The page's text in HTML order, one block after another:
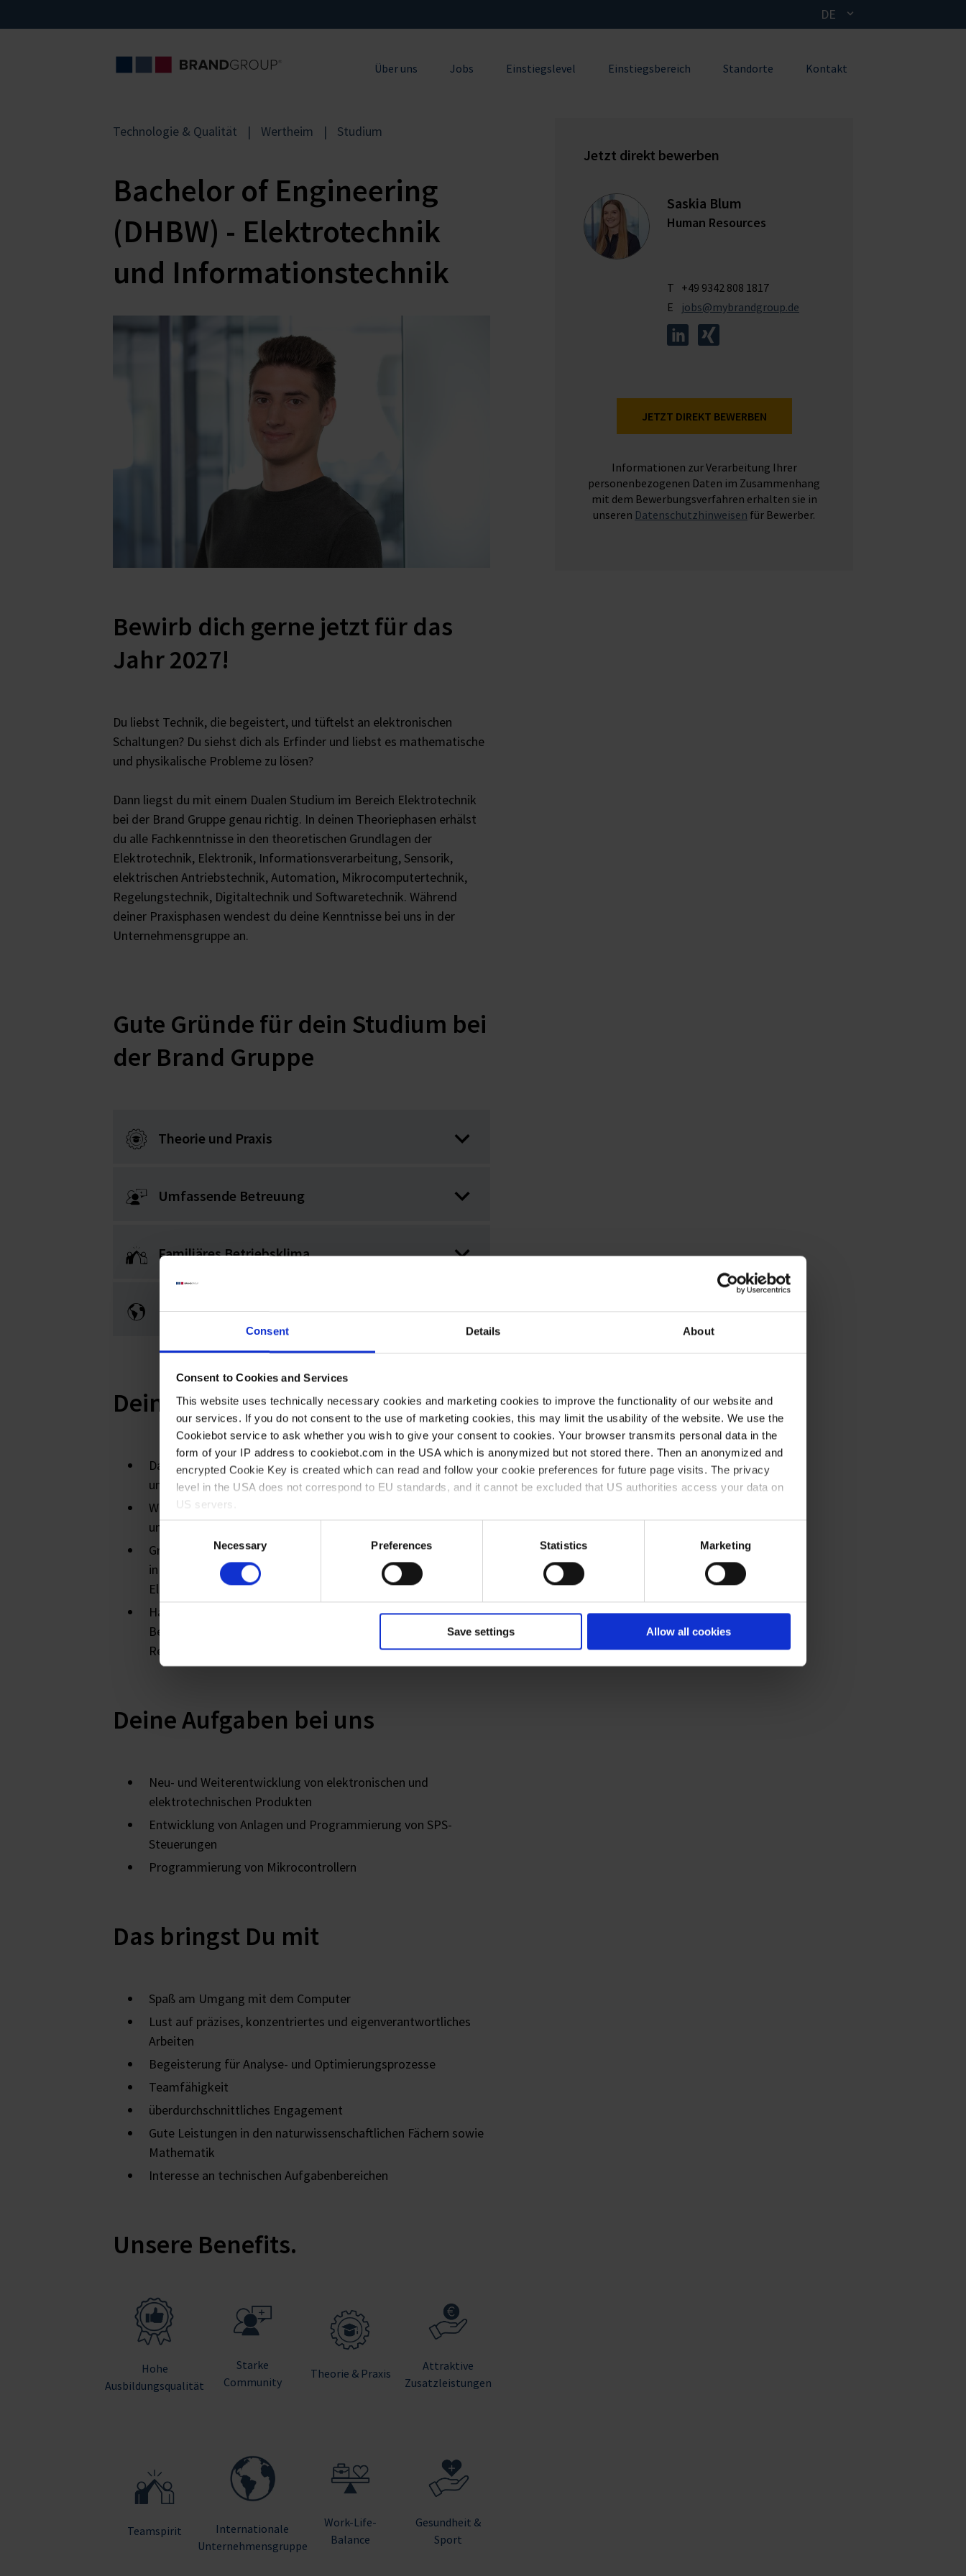
Consent Details About
Consent to Cookies and Services
This website uses technically necessary cookies and marketing cookies to improve the functionality of our website and
our services. If you do not consent to the use of marketing cookies, this may limit the usability of the website. We use the
Cookiebot service to ask whether you wish to give your consent to cookies. Your browser transmits personal data in the
form of your IP address to cookiebot.com in the USA which is anonymized but not stored there. Then an anonymized and
encrypted Cookie Key is created which can read and follow your cookie preferences for future page visits. The privacy
level in the USA does not correspond to EU standards, and it cannot be excluded that US authorities access your data on
US servers.
For more information on cookies and the use of your personal data please visit our
Consent
Selection
Necessary Preferences Statistics Marketing
Save settings Allow all cookies
DE
Über uns Jobs Einstiegslevel Einstiegsbereich Standorte Kontakt
Technologie & Qualität Wertheim Studium
Bachelor of Engineering
(DHBW) - Elektrotechnik
und Informationstechnik
Bewirb dich gerne jetzt für das
Jahr 2027!
Du liebst Technik, die begeistert, und tüftelst an elektronischen
Schaltungen? Du siehst dich als Erfinder und liebst es mathematische
und physikalische Probleme zu lösen?
Dann liegst du mit einem Dualen Studium im Bereich Elektrotechnik
bei der Brand Gruppe genau richtig. In deinen Theoriephasen erhälst
du alle Fachkenntnisse in den theoretischen Grundlagen der
Elektrotechnik, Elektronik, Informationsverarbeitung, Sensorik,
elektrischen Antriebstechnik, Automation, Mikrocomputertechnik,
Regelungstechnik, Digitaltechnik und Softwaretechnik. Während
deiner Praxisphasen wendest du deine Kenntnisse bei uns in der
Unternehmensgruppe an.
Gute Gründe für dein Studium bei
der Brand Gruppe
Theorie und Praxis
Umfassende Betreuung
Familiäres Betriebsklima
Internationale Unternehmensgruppe
Dein Studienverlauf
Dauer des Studiums: 3 Jahre, Theorie an der DHBW in Mosbach
und Praxis im 3-monatigen Wechsel
Während deinem dualen Studium hast du die Möglichkeit
unsere gesamte Unternehmensgruppe kennen zu lernen
Grundstudium: Vermittlung von Inhalten und Grundkenntnissen
in den Bereichen Mathematik, Informatik, Elektrotechnik und
Elektronik
Hauptstudium: Erwerb von speziellen Kenntnissen in den
Bereichen Elektronik, Mess-, Steuerungs- und
Regelungstechnik, Elektrotechnik und Datenverarbeitung
Deine Aufgaben bei uns
Neu- und Weiterentwicklung von elektronischen und
elektrotechnischen Produkten
Entwicklung von Anlagen und Programmierung von SPS-
Steuerungen
Programmierung von Mikrocontrollern
Das bringst Du mit
Spaß am Umgang mit dem Computer
Lust auf präzises, konzentriertes und eigenverantwortliches
Arbeiten
Begeisterung für Analyse- und Optimierungsprozesse
Teamfähigkeit
überdurchschnittliches Engagement
Gute Leistungen in den naturwissenschaftlichen Fächern sowie
Mathematik
Interesse an technischen Aufgabenbereichen
Unsere Benefits.
Hohe
Ausbildungsqualität
Starke
Community
Theorie & Praxis
Attraktive
Zusatzleistungen
Teamspirit
Internationale
Unternehmensgruppe
Work-Life-
Balance
Gesundheit &
Sport
Jetzt direkt bewerben
Saskia Blum
Human Resources
T +49 9342 808 1817
E
jobs@mybrandgroup.de
JETZT DIREKT BEWERBEN
Informationen zur Verarbeitung Ihrer
personenbezogenen Daten im Zusammenhang
mit dem Bewerbungsverfahren erhalten sie in
unseren Datenschutzhinweisen für Bewerber.